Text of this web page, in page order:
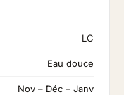
LC
Eau douce
Nov – Déc – Janv